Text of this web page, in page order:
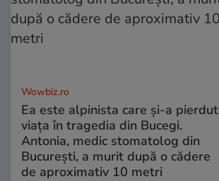
Wowbiz.ro
Ea este alpinista care și-a pierdut
viața în tragedia din Bucegi.
Antonia, medic stomatolog din
București, a murit după o cădere
de aproximativ 10 metri